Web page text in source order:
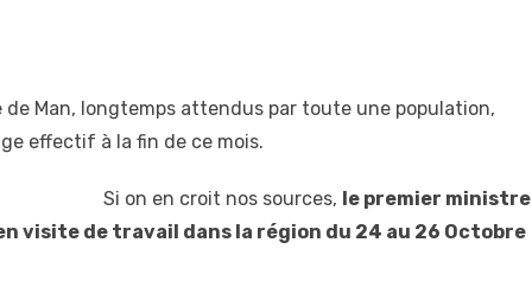
de Man, longtemps attendus par toute une population,
effectif à la fin de ce mois.
Si on en croit nos sources, le premier ministre
visite de travail dans la région du 24 au 26 Octobre